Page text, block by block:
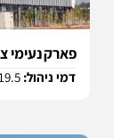
פארק נעימי
דמי ניהול: